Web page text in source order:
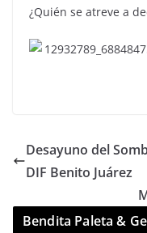
¿Quién se atreve a
Desayuno del
DIF Benito Juárez
Bendita Paleta &